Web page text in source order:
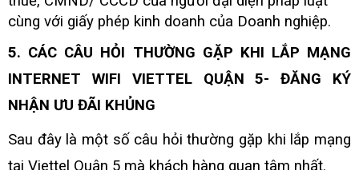
cùng với giấy phép kinh doanh của Doanh nghiệp.
5. CÁC CÂU HỎI THƯỜNG GẶP KHI LẮP MẠNG
INTERNET WIFI VIETTEL QUẬN 5- ĐĂNG KÝ
NHẬN ƯU ĐÃI KHỦNG
Sau đây là một số câu hỏi thường gặp khi lắp mạng
tại Viettel Quận 5 mà khách hàng quan tâm nhất.